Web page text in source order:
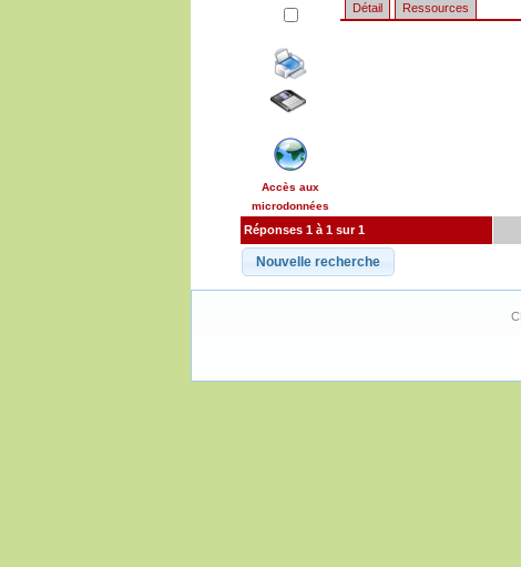
Accès aux
microdonnées
Détail Ressources
Réponses 1 à 1 sur 1